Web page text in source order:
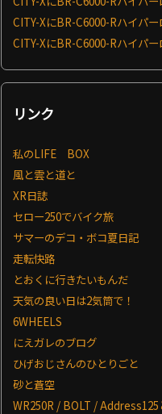
CITY-XにBR-C6000-Rハイパ
CITY-XにBR-C6000-Rハイパ
リンク
私のLIFE BOX
風と雲と道と
XR日誌
セロー250でバイク旅
サマーのデコ・ボコ夏日記
走転快路
とおくに行きたいもんだ
天気の良い日は2気筒で！
6WHEELS
にえガレのブログ
ひげおじさんのひとりごと
砂と蒼空
WR250R / BOLT /